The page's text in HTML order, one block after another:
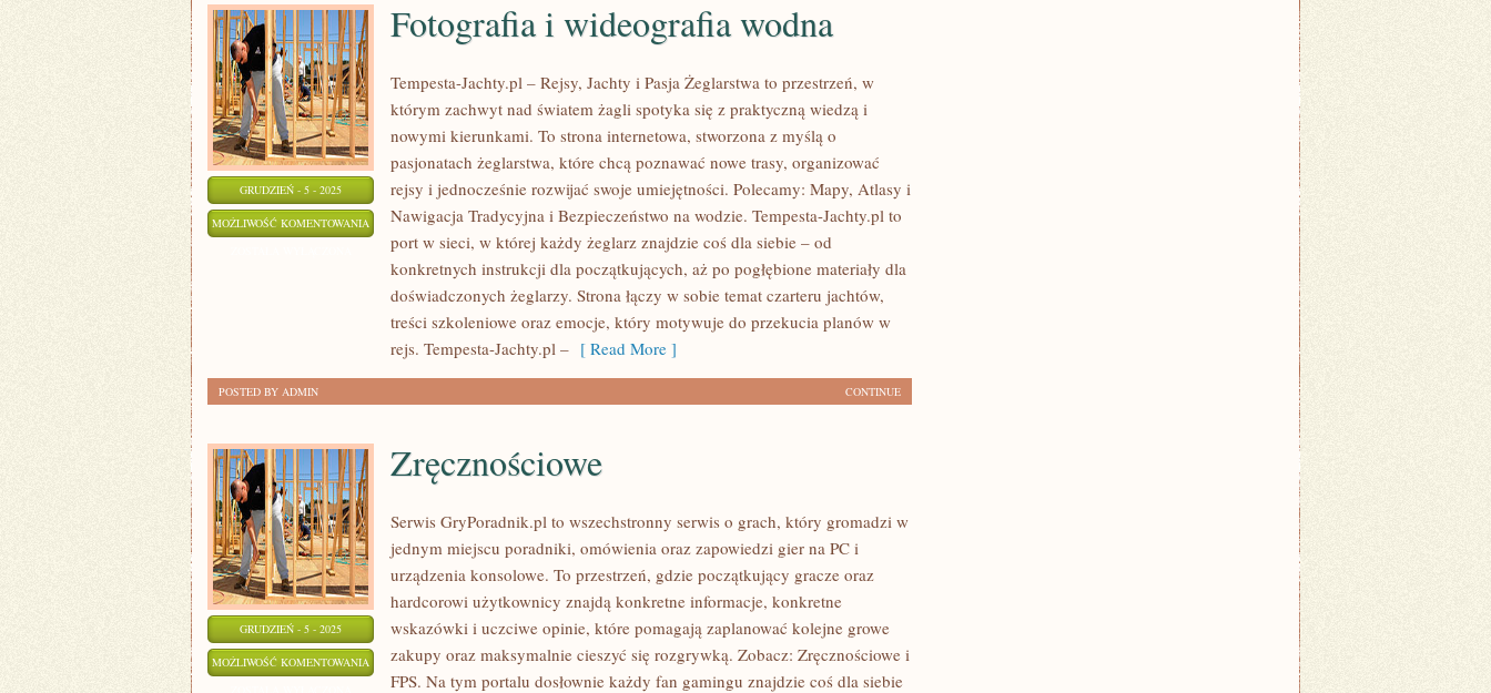
GRUDZIEŃ - 5 - 2025
MOŻLIWOŚĆ KOMENTOWANIA FOTOGRAFIA
WIDEOGRAFIA
WODNA
Fotografia i wideografia wodna
Tempesta-Jachty.pl – Rejsy, Jachty i Pasja Żeglarstwa to przestrzeń, w
którym zachwyt nad światem żagli spotyka się z praktyczną wiedzą i
nowymi kierunkami. To strona internetowa, stworzona z myślą o
pasjonatach żeglarstwa, które chcą poznawać nowe trasy, organizować
rejsy i jednocześnie rozwijać swoje umiejętności. Polecamy: Mapy, Atlasy i
Nawigacja Tradycyjna i Bezpieczeństwo na wodzie. Tempesta-Jachty.pl to
port w sieci, w której każdy żeglarz znajdzie coś dla siebie – od
konkretnych instrukcji dla początkujących, aż po pogłębione materiały dla
doświadczonych żeglarzy. Strona łączy w sobie temat czarteru jachtów,
treści szkoleniowe oraz emocje, który motywuje do przekucia planów w
rejs. Tempesta-Jachty.pl – [ Read More ]
CONTINUE
POSTED BY ADMIN
GRUDZIEŃ - 5 - 2025
MOŻLIWOŚĆ KOMENTOWANIA ZRĘCZNOŚCIOWE
Zręcznościowe
Serwis GryPoradnik.pl to wszechstronny serwis o grach, który gromadzi w
jednym miejscu poradniki, omówienia oraz zapowiedzi gier na PC i
urządzenia konsolowe. To przestrzeń, gdzie początkujący gracze oraz
hardcorowi użytkownicy znajdą konkretne informacje, konkretne
wskazówki i uczciwe opinie, które pomagają zaplanować kolejne growe
zakupy oraz maksymalnie cieszyć się rozgrywką. Zobacz: Zręcznościowe i
FPS. Na tym portalu dosłownie każdy fan gamingu znajdzie coś dla siebie